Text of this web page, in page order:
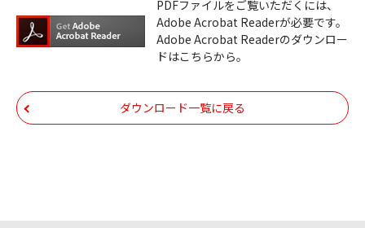
ダウンロードした取扱説明書は、複製、賃
貸、改変、公衆送信、または公衆送信可能
化することはできません。
いは無償を問わず、第三者に譲渡あるいは
使用させる事ができません。
PDFファイルをご覧いただくには、
Adobe Acrobat Readerが必要です。
Adobe Acrobat Readerのダウンロー
ドはこちらから。
ダウンロード一覧に戻る